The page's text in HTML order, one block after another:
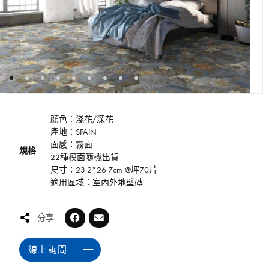
規格
顏色：淺花/深花
產地：SPAIN
面感：霧面
22種模面隨機出貨
尺寸：23.2*26.7cm @坪70片
適用區域：室內外地壁磚
分享
線上詢問